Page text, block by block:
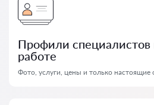
Профили
работе
Фото, услуги, цены и только настоящие